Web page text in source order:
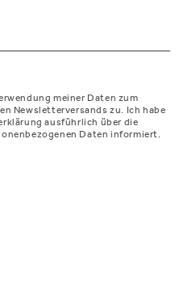
meiner Daten zum
Newsletterversands zu. Ich habe
ausführlich über die
Daten informiert.